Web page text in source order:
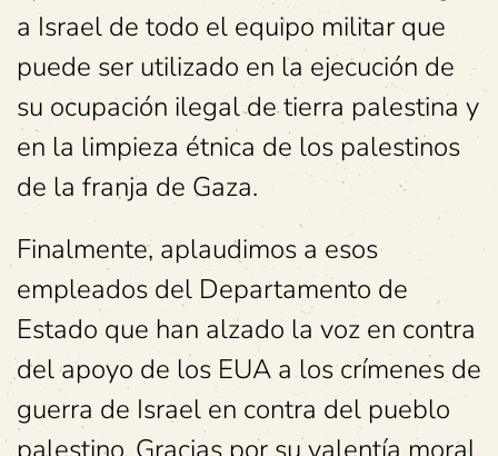
a Israel de todo el equipo militar que
puede ser utilizado en la ejecución de
su ocupación ilegal de tierra palestina y
en la limpieza étnica de los palestinos
de la franja de Gaza.
Finalmente, aplaudimos a esos
empleados del Departamento de
Estado que han alzado la voz en contra
del apoyo de los EUA a los crímenes de
guerra de Israel en contra del pueblo